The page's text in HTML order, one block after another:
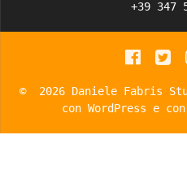
+39 347
© 2026 Daniele Fabris
con WordPress e